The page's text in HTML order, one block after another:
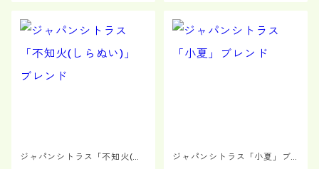
ジャパンシトラス「不知火(し
ジャパンシトラス「小夏」ブ